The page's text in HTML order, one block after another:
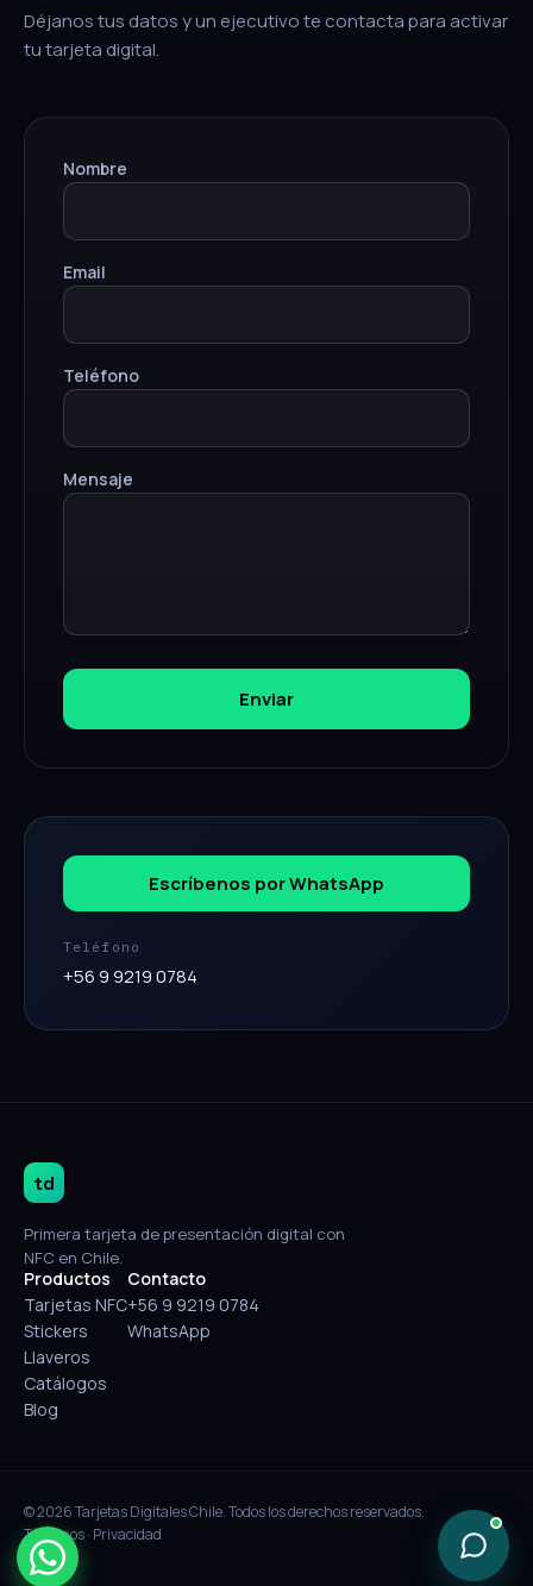
Déjanos tus datos y un ejecutivo te contacta para activar
tu tarjeta digital.
Nombre
Email
Teléfono
Mensaje
Enviar
Escríbenos por WhatsApp
Teléfono
+56 9 9219 0784
td
Primera tarjeta de presentación digital con
NFC en Chile.
Productos
Tarjetas NFC
Stickers
Llaveros
Catálogos
Blog
Contacto
+56 9 9219 0784
WhatsApp
© 2026 Tarjetas Digitales Chile. Todos los derechos reservados.
Términos· Privacidad